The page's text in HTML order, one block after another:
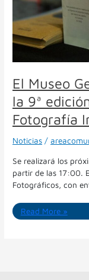
El Museo
la 9ª
Fotografía
Noticias /
Se realizará los
partir de las 17:00.
Fotográficos, con
de
la
9ª
Festival
de
Fotografía
Impresa
en
Córdoba
Read More »